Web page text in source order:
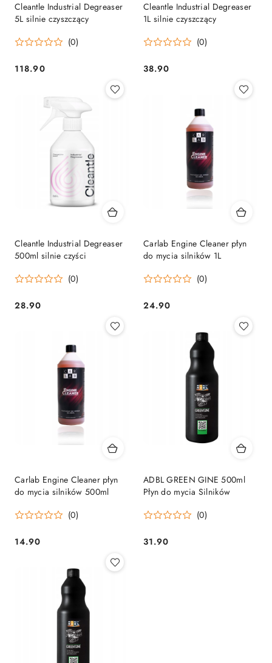
Cleantle Industrial Degreaser
5L silnie czyszczący
(0)
Cena:
118.90
Cleantle Industrial Degreaser
1L silnie czyszczący
(0)
Cena:
38.90
Cleantle Industrial Degreaser
500ml silnie czyści
(0)
Cena:
28.90
Carlab Engine Cleaner płyn
do mycia silników 1L
(0)
Cena:
24.90
Carlab Engine Cleaner płyn
do mycia silników 500ml
(0)
Cena:
14.90
ADBL GREEN GINE 500ml
Płyn do mycia Silników
(0)
Cena:
31.90